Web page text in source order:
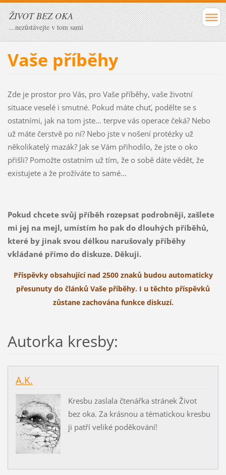
ŽIVOT BEZ OKA
...nezůstávejte v tom sami
Vaše příběhy
Zde je prostor pro Vás, pro Vaše příběhy, vaše životní
situace veselé i smutné. Pokud máte chuť, podělte se s
ostatními, jak na tom jste... terpve vás operace čeká? Nebo
už máte čerstvě po ní? Nebo jste v nošení protézky už
několikatelý mazák? Jak se Vám přihodilo, že jste o oko
přišli? Pomožte ostatním už tím, že o sobě dáte vědět, že
existujete a že prožíváte to samé...
Pokud chcete svůj příběh rozepsat podrobněji, zašlete
mi jej na mejl, umístím ho pak do dlouhých příběhů,
které by jinak svou délkou narušovaly příběhy
vkládané přímo do diskuze. Děkuji.
Příspěvky obsahující nad 2500 znaků budou automaticky
přesunuty do článků Vaše příběhy. I u těchto příspěvků
zůstane zachována funkce diskuzí.
Autorka kresby:
A.K.
Kresbu zaslala čtenářka stránek Život
bez oka. Za krásnou a tématickou kresbu
ji patří veliké poděkování!